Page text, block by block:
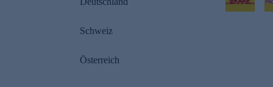
Schweiz
Österreich